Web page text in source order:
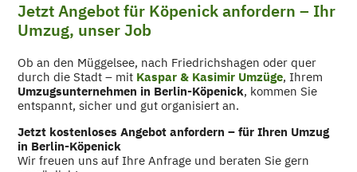
Jetzt Angebot für Köpenick anfordern – Ihr
Umzug, unser Job
Ob an den Müggelsee, nach Friedrichshagen oder quer
durch die Stadt – mit Kaspar & Kasimir Umzüge, Ihrem
Umzugsunternehmen in Berlin-Köpenick, kommen Sie
entspannt, sicher und gut organisiert an.
Jetzt kostenloses Angebot anfordern – für Ihren Umzug
in Berlin-Köpenick
Wir freuen uns auf Ihre Anfrage und beraten Sie gern